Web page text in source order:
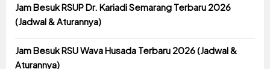
Jam Besuk RSUP Dr. Kariadi Semarang Terbaru 2026
(Jadwal & Aturannya)
Jam Besuk RSU Wava Husada Terbaru 2026 (Jadwal &
Aturannya)